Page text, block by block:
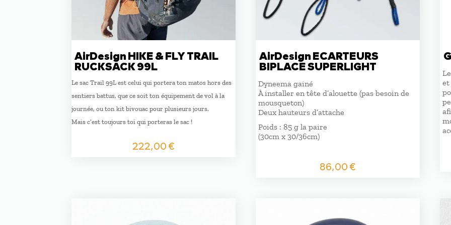
AirDesign HIKE & FLY TRAIL
RUCKSACK 99L
Le sac Trail 99L est celui qui portera ton matos hors des
sentiers battus, que ce soit ton équipement de vol à la
journée, ou ton kit bivouac pour plusieurs jours.
Mais c’est toujours toi qui porteras le sac !
222,00€
AirDesign ECARTEURS
BIPLACE SUPERLIGHT
Dyneema gainé
À installer en tête d’alouette (pas besoin de
mousqueton)
Deux hauteurs d’attache
Poids : 85 g la paire
(30cm x 30/36cm)
86,00€
et